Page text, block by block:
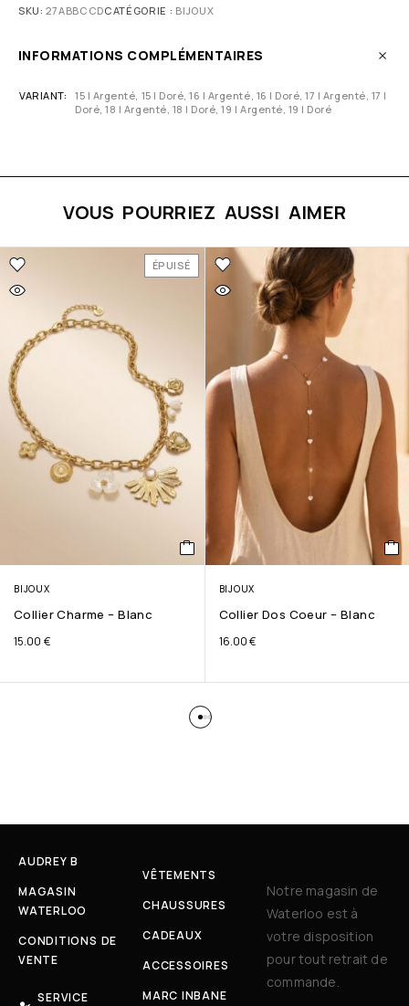
SKU:27ABBCCDCATÉGORIE : BIJOUX
INFORMATIONS COMPLÉMENTAIRES
VARIANT
15 | Argenté, 15 | Doré, 16 | Argenté, 16 | Doré, 17 | Argenté, 17 |
Doré, 18 | Argenté, 18 | Doré, 19 | Argenté, 19 | Doré
VOUS POURRIEZ AUSSI AIMER
ÉPUISÉ
BIJOUX
Collier Charme – Blanc
15.00 €
BIJOUX
Collier Dos Coeur – Blanc
16.00€
AUDREY B
MAGASIN
WATERLOO
CONDITIONS DE
VENTE
SERVICE
VÊTEMENTS
CHAUSSURES
CADEAUX
ACCESSOIRES
MARC INBANE
Notre magasin de
Waterloo est à
votre disposition
pour tout retrait de
commande.